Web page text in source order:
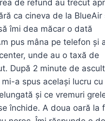
de refund au trecut
ca cineva de la BlueAir
îmi dea măcar o dată
pus mâna pe telefon și
unde au o taxă de
După 2 minute de
a spus același lucru cu
și ce vremuri
închide. A doua oară la